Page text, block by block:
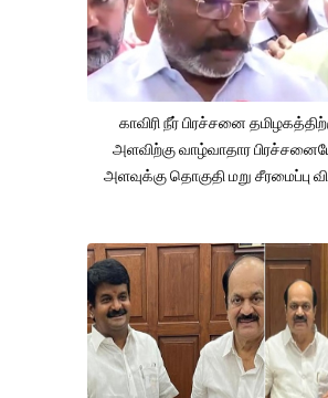
காவிரி நீர் பிரச்சனை
அளவிற்கு வாழ்வாதார
அளவுக்கு தொகுதி மறு சீரமைப்பு